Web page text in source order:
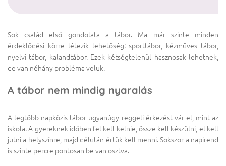
Sok család első gondolata a tábor. Ma már szinte minden
érdeklődési körre létezik lehetőség: sporttábor, kézműves tábor,
nyelvi tábor, kalandtábor. Ezek kétségtelenül hasznosak lehetnek,
de van néhány probléma velük.
A tábor nem mindig nyaralás
A legtöbb napközis tábor ugyanúgy reggeli érkezést vár el, mint az
iskola. A gyereknek időben fel kell kelnie, össze kell készülni, el kell
jutni a helyszínre, majd délután értük kell menni. Sokszor a napirend
is szinte percre pontosan be van osztva.